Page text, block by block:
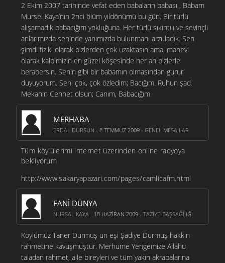
2 Ekim 2007 tarihinde vefat eden babaların babası , Babam
Mursel Kaya’nın 2nci ölüm yıldönümü bu gün. Bir türlü
alışamadık babacığım yokluğuna. Her türlü sıkıntılı ve sevinçli
anlarımızda seninde yanımızda bulunmanı arzuladık. Sen
şimdi fiziki olarak bizlerden çok uzaktasın ama, manevi
olarak kalbimizin en güzel köşesinde her an bizlerle
berabersin. Senin gibi bir babamın olmasından gurur
duyuyorum. Seni çok, çok özledim; Bacığım. Ruhun şad.
Mekanın Cennet olsun; Canım, Babacığım.
MERHABA
ERDAL DURSUN - 8 TEMMUZ 2009 - GENEL MESAJLAR
Tüm köylülerimi internet üzerinden online radyoya
bekliyorum
http://www.sakaryapazari.com/pages/camlicafm.html
FANI DÜNYA
NURSAL KAYA - 18 HAZIRAN 2009 - TAZIYE-BAŞSAĞLIĞI
Köylümüz Taner Durmuş un eşi Şadiye Durmuş hakkın
rahmetine kavuşmuştur. Merhume Yengemize Allahu
taladan rahmet, aile bireyleri ve tüm yakın akrabalarına